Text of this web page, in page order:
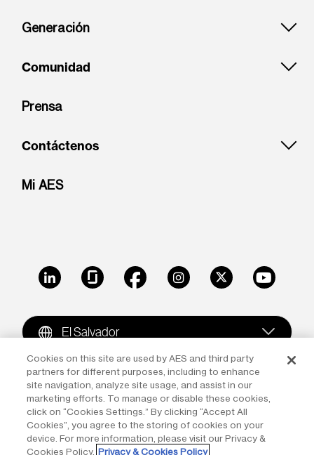
Generación
Comunidad
Prensa
Contáctenos
Mi AES
LinkedIn GlassdoorFacebookInstagramX Youtube
El Salvador
Copyright © 2009-2026 The AES Corporation. All rights
reserved.Terms of Use|Privacy
Reproduction in whole or in part in any form or medium
without the express written permission of The AES
Cookies on this site are used by AES and third party
partners for different purposes, including to enhance
site navigation, analyze site usage, and assist in our
marketing efforts. To manage or disable these cookies,
click on “Cookies Settings.” By clicking “Accept All
Cookies”, you agree to the storing of cookies on your
device. For more information, please visit our Privacy &
Cookies Policy. Privacy & Cookies Policy